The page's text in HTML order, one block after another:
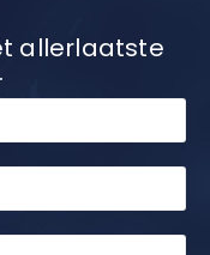
allerlaatste